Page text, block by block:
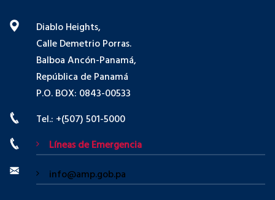
Diablo Heights,
Calle Demetrio Porras.
Balboa Ancón-Panamá,
República de Panamá
P.O. BOX: 0843-00533
Tel.: +(507) 501-5000
Líneas de Emergencia
info@amp.gob.pa